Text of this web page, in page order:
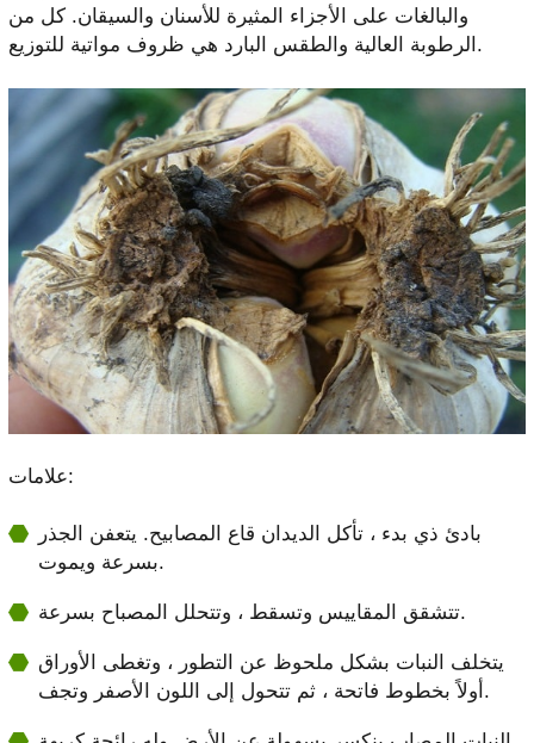
والبالغات على الأجزاء المثيرة للأسنان والسيقان. كل من
الرطوبة العالية والطقس البارد هي ظروف مواتية للتوزيع.
علامات:
بادئ ذي بدء ، تأكل الديدان قاع المصابيح. يتعفن الجذر
بسرعة ويموت.
تتشقق المقاييس وتسقط ، وتتحلل المصباح بسرعة.
يتخلف النبات بشكل ملحوظ عن التطور ، وتغطى الأوراق
أولاً بخطوط فاتحة ، ثم تتحول إلى اللون الأصفر وتجف.